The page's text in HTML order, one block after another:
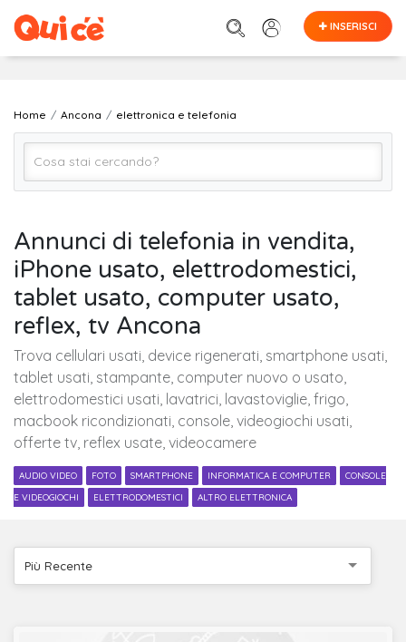
INSERISCI
Home Ancona elettronica e telefonia
Ancona
Cerca
Annunci di telefonia in vendita,
iPhone usato, elettrodomestici,
tablet usato, computer usato,
reflex, tv Ancona
Trova cellulari usati, device rigenerati, smartphone usati,
tablet usati, stampante, computer nuovo o usato,
elettrodomestici usati, lavatrici, lavastoviglie, frigo,
macbook ricondizionati, console, videogiochi usati,
offerte tv, reflex usate, videocamere
AUDIO VIDEO FOTO SMARTPHONE INFORMATICA E COMPUTER
CONSOLE
E VIDEOGIOCHI
ELETTRODOMESTICI ALTRO ELETTRONICA
Più Recente